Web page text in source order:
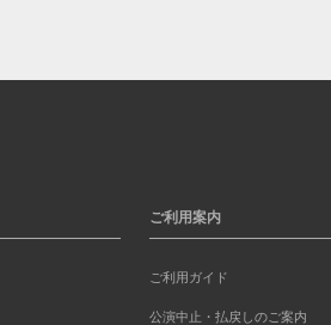
ご利用案内
ご利用ガイド
公演中止・払戻しのご案内